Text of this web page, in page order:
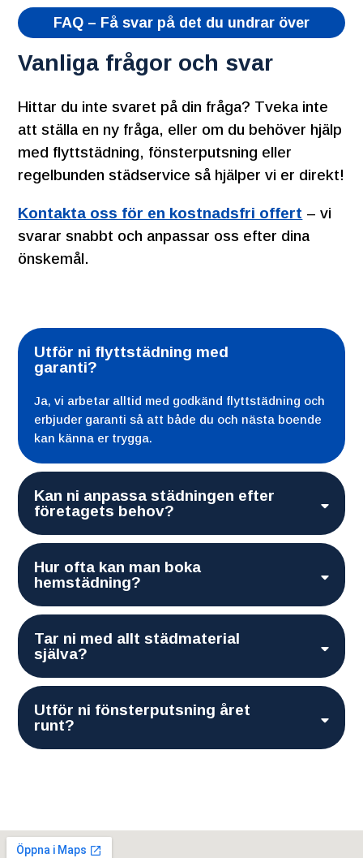
FAQ – Få svar på det du undrar över
Vanliga frågor och svar
Hittar du inte svaret på din fråga? Tveka inte
att ställa en ny fråga, eller om du behöver hjälp
med flyttstädning, fönsterputsning eller
regelbunden städservice så hjälper vi er direkt!
Kontakta oss för en kostnadsfri offert – vi
svarar snabbt och anpassar oss efter dina
önskemål.
Utför ni flyttstädning med
garanti?
Ja, vi arbetar alltid med godkänd flyttstädning och
erbjuder garanti så att både du och nästa boende
kan känna er trygga.
Kan ni anpassa städningen efter
företagets behov?
Hur ofta kan man boka
hemstädning?
Tar ni med allt städmaterial
själva?
Utför ni fönsterputsning året
runt?